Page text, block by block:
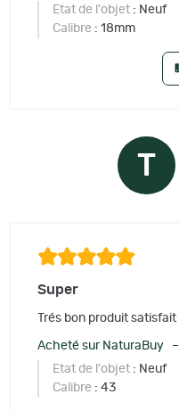
Etat de l'objet : Neuf
Calibre : 18mm
T
Super
Trés bon produit
Acheté sur NaturaBuy
Etat de l'objet : Neuf
Calibre : 43